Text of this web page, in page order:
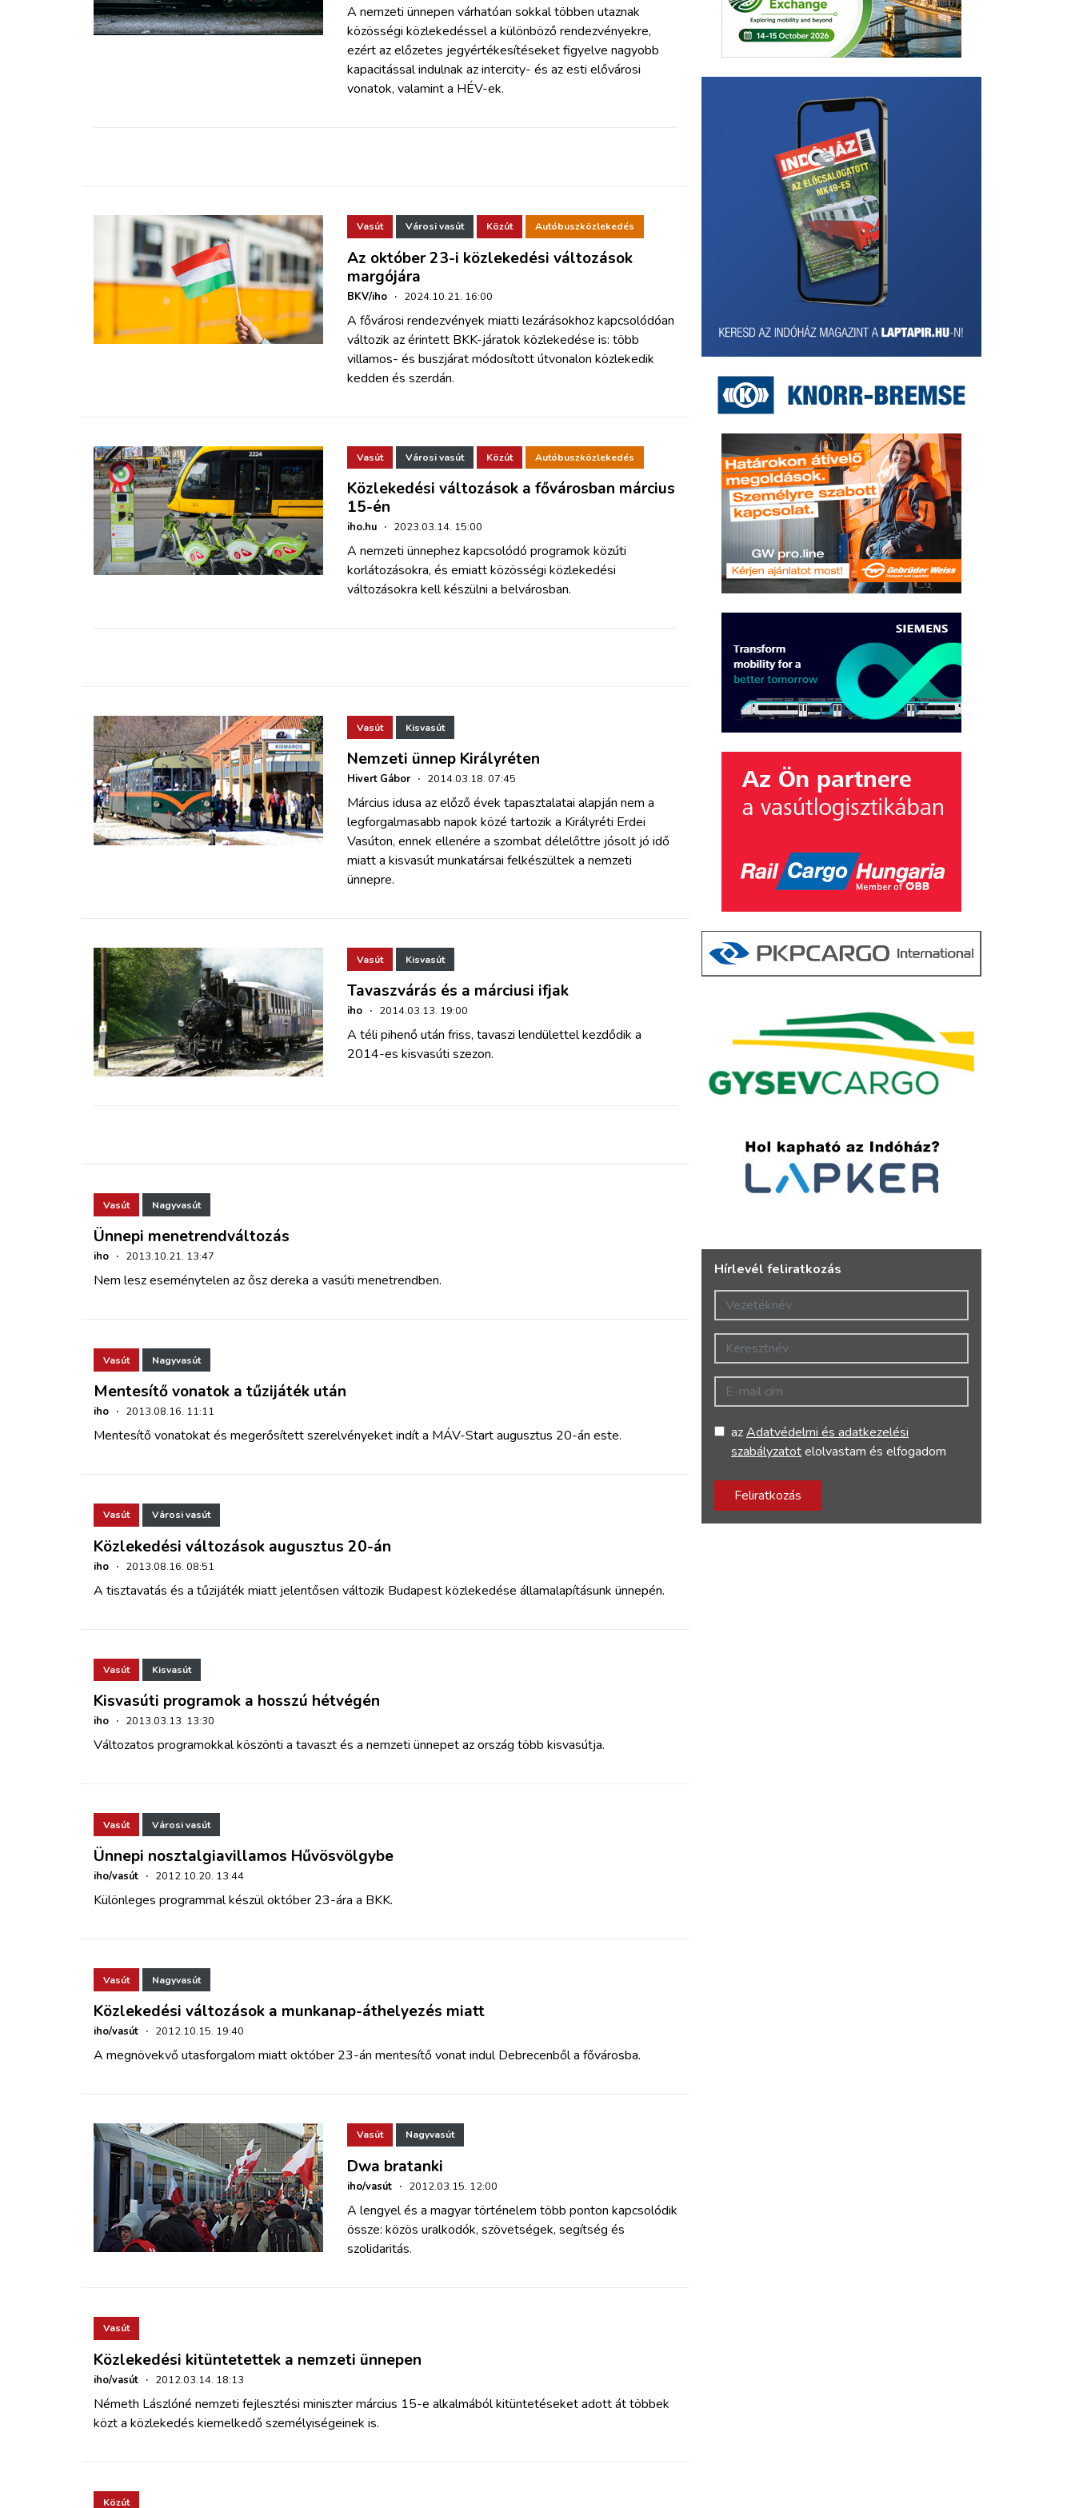
REGISZTRÁCIÓ
A nemzeti ünnepen várhatóan sokkal többen utaznak
közösségi közlekedéssel a különböző rendezvényekre,
ezért az előzetes jegyértékesítéseket figyelve nagyobb
kapacitással indulnak az intercity- és az esti elővárosi
vonatok, valamint a HÉV-ek.
Vasút Városi vasút Közút Autóbuszközlekedés
Az október 23-i közlekedési változások
margójára
BKV/iho · 2024.10.21. 16:00
A fővárosi rendezvények miatti lezárásokhoz kapcsolódóan
változik az érintett BKK-járatok közlekedése is: több
villamos- és buszjárat módosított útvonalon közlekedik
kedden és szerdán.
Vasút Városi vasút Közút Autóbuszközlekedés
Közlekedési változások a fővárosban március
15-én
iho.hu · 2023.03.14. 15:00
A nemzeti ünnephez kapcsolódó programok közúti
korlátozásokra, és emiatt közösségi közlekedési
változásokra kell készülni a belvárosban.
Vasút Kisvasút
Nemzeti ünnep Királyréten
Hivert Gábor · 2014.03.18. 07:45
Március idusa az előző évek tapasztalatai alapján nem a
legforgalmasabb napok közé tartozik a Királyréti Erdei
Vasúton, ennek ellenére a szombat délelőttre jósolt jó idő
miatt a kisvasút munkatársai felkészültek a nemzeti
ünnepre.
Vasút Kisvasút
Tavaszvárás és a márciusi ifjak
iho · 2014.03.13. 19:00
A téli pihenő után friss, tavaszi lendülettel kezdődik a
2014-es kisvasúti szezon.
Vasút Nagyvasút
Ünnepi menetrendváltozás
iho · 2013.10.21. 13:47
Nem lesz eseménytelen az ősz dereka a vasúti menetrendben.
Vasút Nagyvasút
Mentesítő vonatok a tűzijáték után
iho · 2013.08.16. 11:11
Mentesítő vonatokat és megerősített szerelvényeket indít a MÁV-Start augusztus 20-án este.
Vasút Városi vasút
Közlekedési változások augusztus 20-án
iho · 2013.08.16. 08:51
A tisztavatás és a tűzijáték miatt jelentősen változik Budapest közlekedése államalapításunk ünnepén.
Vasút Kisvasút
Kisvasúti programok a hosszú hétvégén
iho · 2013.03.13. 13:30
Változatos programokkal köszönti a tavaszt és a nemzeti ünnepet az ország több kisvasútja.
Vasút Városi vasút
Ünnepi nosztalgiavillamos Hűvösvölgybe
iho/vasút · 2012.10.20. 13:44
Különleges programmal készül október 23-ára a BKK.
Vasút Nagyvasút
Közlekedési változások a munkanap-áthelyezés miatt
iho/vasút · 2012.10.15. 19:40
A megnövekvő utasforgalom miatt október 23-án mentesítő vonat indul Debrecenből a fővárosba.
Vasút Nagyvasút
Dwa bratanki
iho/vasút · 2012.03.15. 12:00
A lengyel és a magyar történelem több ponton kapcsolódik
össze: közös uralkodók, szövetségek, segítség és
szolidaritás.
Vasút
Közlekedési kitüntetettek a nemzeti ünnepen
iho/vasút · 2012.03.14. 18:13
Németh Lászlóné nemzeti fejlesztési miniszter március 15-e alkalmából kitüntetéseket adott át többek
közt a közlekedés kiemelkedő személyiségeinek is.
Közút
Hírlevél feliratkozás
Vezetéknév
Keresztnév
E-mail cím
azAdatvédelmi és adatkezelési
szabályzatotelolvastam és elfogadom
Feliratkozás